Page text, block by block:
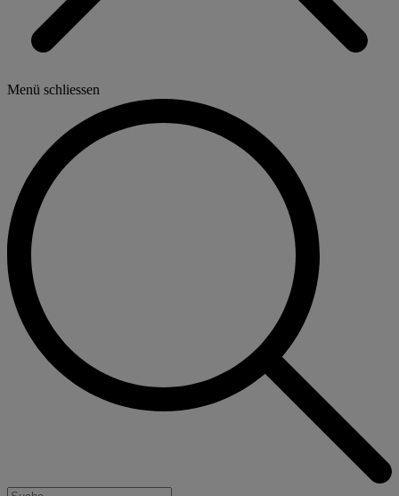
Menü schliessen